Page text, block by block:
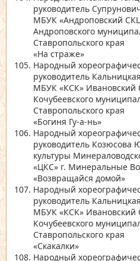
руководитель
МБУК «Андроповский
Андроповского
Ставропольского края
«На страже»
Народный
руководитель
МБУК «КСК» Ивановский
Кочубеевского
Ставропольского края
«Богиня Гу-а-нь»
Народный
руководитель Козюсова
культуры
«ЦКС» г. Минеральные
«Возвращайся домой»
Народный
руководитель
МБУК «КСК» Ивановский
Кочубеевского
Ставропольского края
«Скакалки»
Народный